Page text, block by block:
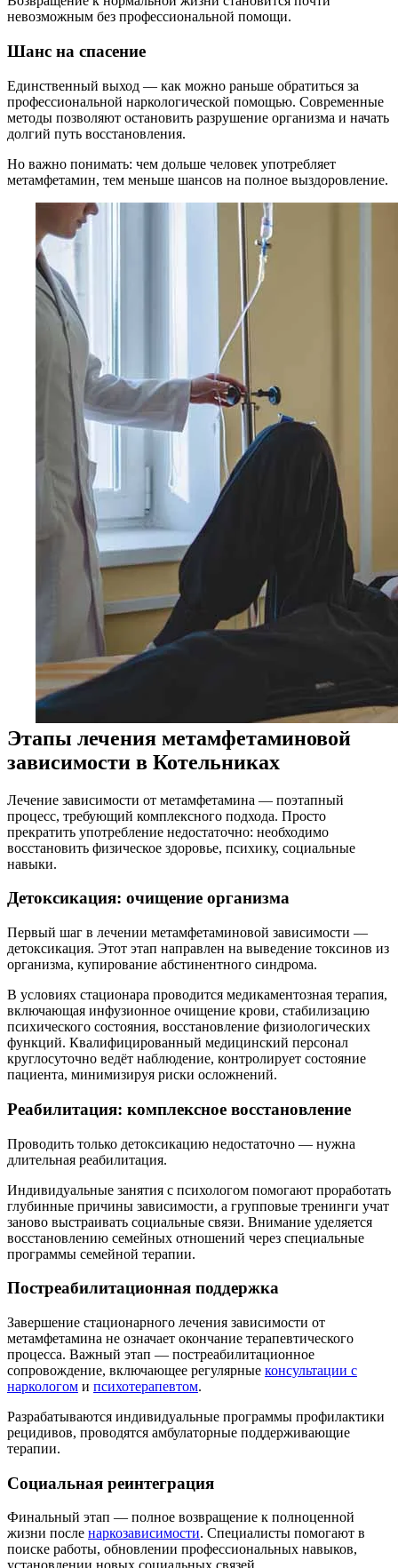
невозможным без профессиональной помощи.
Шанс на спасение
Единственный выход — как можно раньше обратиться за
профессиональной наркологической помощью. Современные
методы позволяют остановить разрушение организма и начать
долгий путь восстановления.
Но важно понимать: чем дольше человек употребляет
метамфетамин, тем меньше шансов на полное выздоровление.
Этапы лечения метамфетаминовой
зависимости в Котельниках
Лечение зависимости от метамфетамина — поэтапный
процесс, требующий комплексного подхода. Просто
прекратить употребление недостаточно: необходимо
восстановить физическое здоровье, психику, социальные
навыки.
Детоксикация: очищение организма
Первый шаг в лечении метамфетаминовой зависимости —
детоксикация. Этот этап направлен на выведение токсинов из
организма, купирование абстинентного синдрома.
В условиях стационара проводится медикаментозная терапия,
включающая инфузионное очищение крови, стабилизацию
психического состояния, восстановление физиологических
функций. Квалифицированный медицинский персонал
круглосуточно ведёт наблюдение, контролирует состояние
пациента, минимизируя риски осложнений.
Реабилитация: комплексное восстановление
Проводить только детоксикацию недостаточно — нужна
длительная реабилитация.
Индивидуальные занятия с психологом помогают проработать
глубинные причины зависимости, а групповые тренинги учат
заново выстраивать социальные связи. Внимание уделяется
восстановлению семейных отношений через специальные
программы семейной терапии.
Постреабилитационная поддержка
Завершение стационарного лечения зависимости от
метамфетамина не означает окончание терапевтического
процесса. Важный этап — постреабилитационное
сопровождение, включающее регулярные консультации с
наркологом и психотерапевтом.
Разрабатываются индивидуальные программы профилактики
рецидивов, проводятся амбулаторные поддерживающие
терапии.
Социальная реинтеграция
Финальный этап — полное возвращение к полноценной
жизни после наркозависимости. Специалисты помогают в
поиске работы, обновлении профессиональных навыков,